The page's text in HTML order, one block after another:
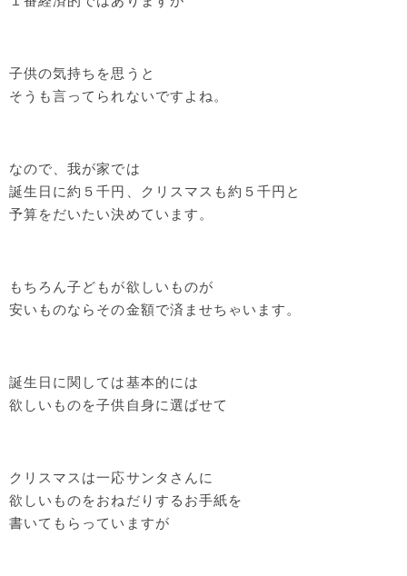
子供の気持ちを思うと
そうも言ってられないですよね。
なので、我が家では
誕生日に約５千円、クリスマスも約５千円と
予算をだいたい決めています。
もちろん子どもが欲しいものが
安いものならその金額で済ませちゃいます。
誕生日に関しては基本的には
欲しいものを子供自身に選ばせて
クリスマスは一応サンタさんに
欲しいものをおねだりするお手紙を
書いてもらっていますが